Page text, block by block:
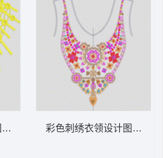
水溶贴花领彩色刺绣衣领设计图 复杂